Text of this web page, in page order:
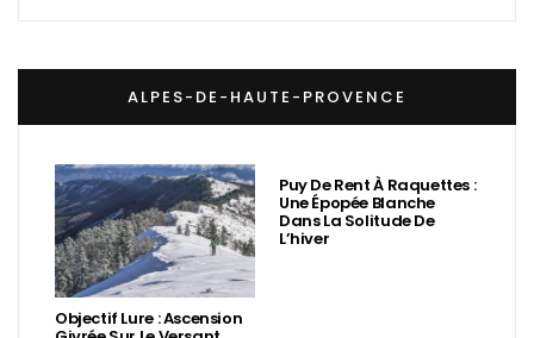
ALPES-DE-HAUTE-PROVENCE
Objectif Lure : Ascension
Puy De Rent À Raquettes :
Une Épopée Blanche
Dans La Solitude De
L’hiver